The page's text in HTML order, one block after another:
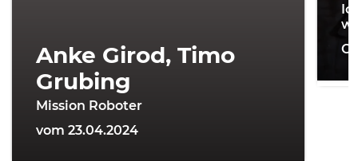
Anke Girod, Timo
Grubing
Mission Roboter
vom 23.04.2024